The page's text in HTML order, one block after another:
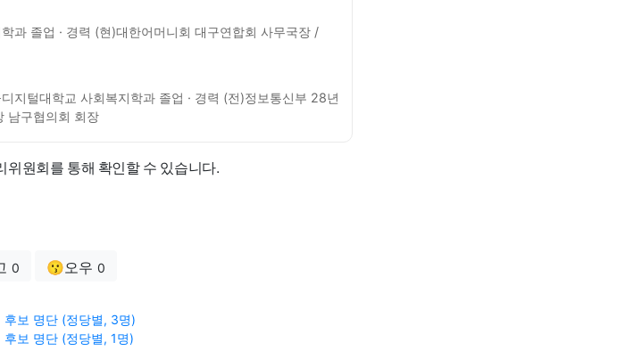
과 졸업 · 경력 (현)대한어머니회 대구연합회 사무국장 /
지털대학교 사회복지학과 졸업 · 경력 (전)정보통신부 28년
남구협의회 회장
원회를 통해 확인할 수 있습니다.
0 😗오우 0
보 명단 (정당별, 3명)
보 명단 (정당별, 1명)